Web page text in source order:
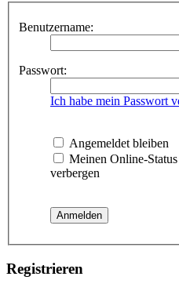
Benutzername:
Passwort:
Ich habe mein Passwort
Angemeldet bleiben
Meinen Online-
verbergen
Registrieren